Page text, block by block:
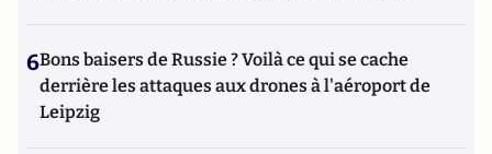
6Bons baisers de Russie ? Voilà ce qui se cache
derrière les attaques aux drones à l'aéroport de
Leipzig